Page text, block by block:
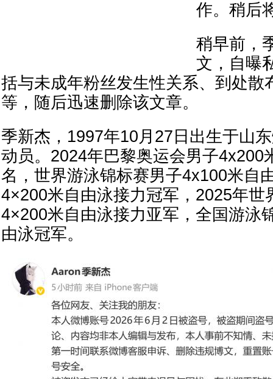
作。稍后
稍早前，
文，自曝
括与未成年粉丝发生性关系、到处散
等，随后迅速删除该文章。
季新杰，1997年10月27日出生于山
动员。2024年巴黎奥运会男子4x200
名，世界游泳锦标赛男子4x100米自
4×200米自由泳接力冠军，2025年世
4×200米自由泳接力亚军，全国游泳
由泳冠军。